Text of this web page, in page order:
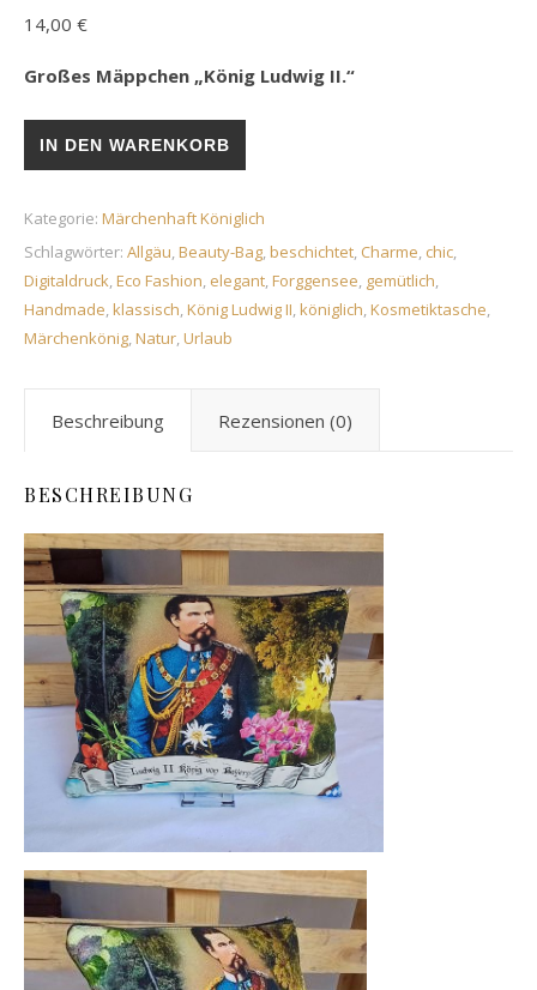
14,00 €
Großes Mäppchen „König Ludwig II.“
Großes Mäppchen „König Ludwig II.“ Menge
IN DEN WARENKORB
Kategorie: Märchenhaft Königlich
Schlagwörter: Allgäu,Beauty-Bag,beschichtet, Charme, chic,
Digitaldruck,Eco Fashion, elegant,Forggensee, gemütlich,
Handmade,klassisch,König Ludwig II,königlich,Kosmetiktasche,
Märchenkönig,Natur,Urlaub
Beschreibung Rezensionen (0)
BESCHREIBUNG